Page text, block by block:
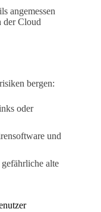
angemessen
der Cloud
bergen:
oder
und
alte